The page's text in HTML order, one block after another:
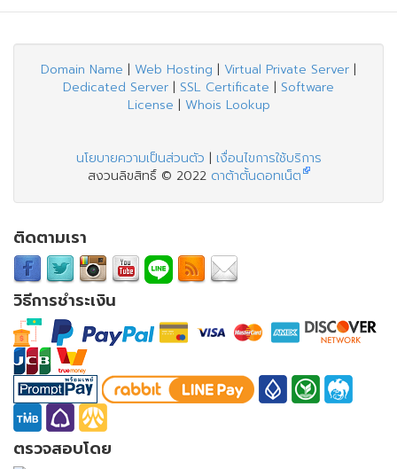
Domain Name | Web Hosting | Virtual Private Server |
Dedicated Server | SSL Certificate | Software
License | Whois Lookup
นโยบายความเป็นส่วนตัว | เงื่อนไขการใช้บริการ
สงวนลิขสิทธิ์ © 2022 ดาต้าตั้นดอทเน็ต
ติดตามเรา
วิธีการชำระเงิน
ตรวจสอบโดย